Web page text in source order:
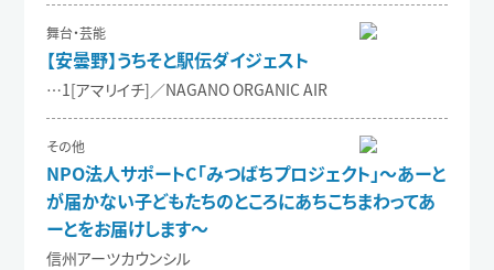
舞台・芸能
【安曇野】うちそと駅伝ダイジェスト
…1[アマリイチ]／NAGANO ORGANIC AIR
その他
NPO法人サポートC「みつばちプロジェクト」～あーと
が届かない子どもたちのところにあちこちまわってあ
ーとをお届けします～
信州アーツカウンシル